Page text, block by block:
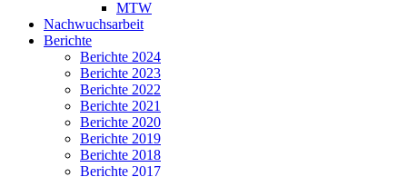
MTW
Nachwuchsarbeit
Berichte
Berichte 2024
Berichte 2023
Berichte 2022
Berichte 2021
Berichte 2020
Berichte 2019
Berichte 2018
Berichte 2017